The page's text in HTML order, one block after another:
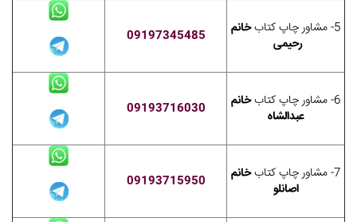
5- مشاور چاپ کتاب
خانم
رحیمی
09197345485
6- مشاور چاپ کتاب
خانم
عبدالشاه
09193716030
7- مشاور چاپ کتاب
خانم
اصانلو
09193715950